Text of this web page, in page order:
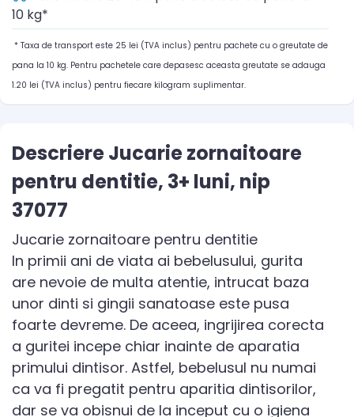
10 kg*
* Taxa de transport este 25 lei (TVA inclus) pentru pachete cu o greutate de
pana la 10 kg. Pentru pachetele care depasesc aceasta greutate se adauga
1.20 lei (TVA inclus) pentru fiecare kilogram suplimentar.
Descriere Jucarie zornaitoare
pentru dentitie, 3+ luni, nip
37077
Jucarie zornaitoare pentru dentitie
In primii ani de viata ai bebelusului, gurita
are nevoie de multa atentie, intrucat baza
unor dinti si gingii sanatoase este pusa
foarte devreme. De aceea, ingrijirea corecta
a guritei incepe chiar inainte de aparatia
primului dintisor. Astfel, bebelusul nu numai
ca va fi pregatit pentru aparitia dintisorilor,
dar se va obisnui de la inceput cu o igiena